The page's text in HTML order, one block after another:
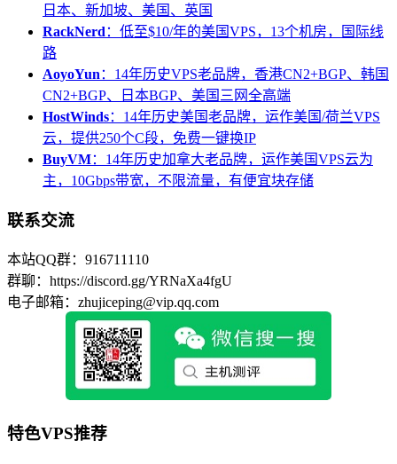
日本、新加坡、美国、英国
RackNerd ：低至$10/年的美国VPS，13个机房，国际线
路
AoyoYun ：14年历史VPS老品牌，香港CN2+BGP、韩国
CN2+BGP、日本BGP、美国三网全高端
HostWinds：14年历史美国老品牌，运作美国/荷兰VPS
云，提供250个C段，免费一键换IP
BuyVM：14年历史加拿大老品牌，运作美国VPS云为
主，10Gbps带宽，不限流量，有便宜块存储
联系交流
本站QQ群：916711110
群聊：https://discord.gg/YRNaXa4fgU
电子邮箱：zhujiceping@vip.qq.com
特色VPS推荐